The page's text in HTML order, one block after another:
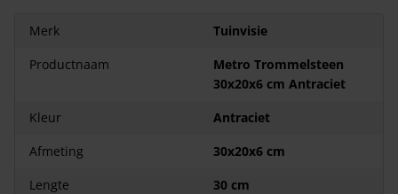
Merk
Tuinvisie
Productnaam
Metro Trommelsteen
30x20x6 cm Antraciet
Kleur
Antraciet
Afmeting
30x20x6 cm
Lengte
30 cm